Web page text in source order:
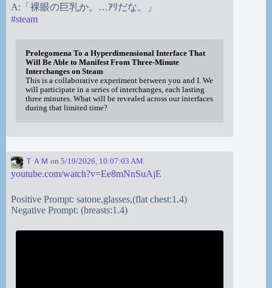
A:「裸眼の巨乳か。…ｱﾘだな。」
#steam
Prolegomena To a Hyperdimensional Interface That
Will Be Able to Manifest From Three-Minute
Interchanges on Steam
This is a collaborative experiment between you and I. We
will participate in a series of interchanges, each lasting
three minutes. What will be revealed across our interfaces
during that limited time?
ＴＡＭ on 5/19/2026, 10:07:03 AM
youtube.com/watch?v=Ee8mNnSuAjE
Positive Prompt: satone,glasses,(flat chest:1.4)
Negative Prompt: (breasts:1.4)